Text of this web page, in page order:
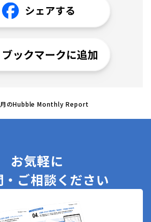
のHubble Monthly Report
お気軽に
・ご相談ください